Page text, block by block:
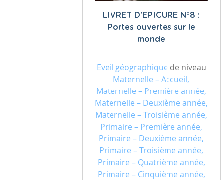
LIVRET D'EPICURE N°8 :
Portes ouvertes sur le
monde
Eveil géographique de niveau
Maternelle – Accueil,
Maternelle – Première année,
Maternelle – Deuxième année,
Maternelle – Troisième année,
Primaire – Première année,
Primaire – Deuxième année,
Primaire – Troisième année,
Primaire – Quatrième année,
Primaire – Cinquième année,